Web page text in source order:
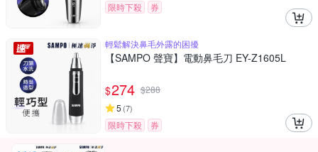
限時下殺 券
輕鬆解決鼻毛外露的困擾
【SAMPO 聲寶】電動鼻毛刀 EY-Z1605L
$274 $288
5 (7)
限時下殺 券